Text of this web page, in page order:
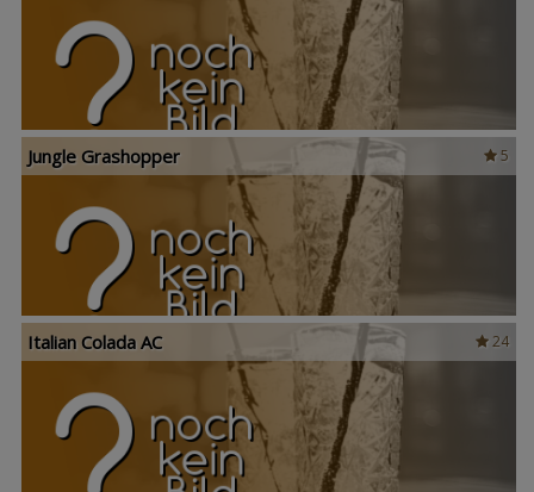
5
Jungle Grashopper
24
Italian Colada AC